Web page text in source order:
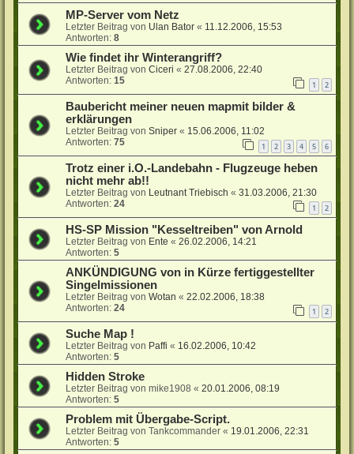
MP-Server vom Netz
Letzter Beitrag von Ulan Bator « 11.12.2006, 15:53
Antworten:8
Wie findet ihr Winterangriff?
Letzter Beitrag vonCiceri «27.08.2006, 22:40
Antworten:15 1 2
Baubericht meiner neuen mapmit bilder &
erklärungen
Letzter Beitrag vonSniper « 15.06.2006, 11:02
Antworten:75 1 2 3 4 5 6
Trotz einer i.O.-Landebahn - Flugzeuge heben
nicht mehr ab!!
Letzter Beitrag von Leutnant Triebisch «31.03.2006, 21:30
Antworten:24 1 2
HS-SP Mission "Kesseltreiben" von Arnold
Letzter Beitrag von Ente «26.02.2006, 14:21
Antworten:5
ANKÜNDIGUNG von in Kürze fertiggestellter
Singelmissionen
Letzter Beitrag vonWotan «22.02.2006, 18:38
Antworten:24 1 2
Suche Map !
Letzter Beitrag von Paffi « 16.02.2006, 10:42
Antworten:5
Hidden Stroke
Letzter Beitrag vonmike1908 «20.01.2006, 08:19
Antworten:5
Problem mit Übergabe-Script.
Letzter Beitrag vonTankcommander « 19.01.2006, 22:31
Antworten:5